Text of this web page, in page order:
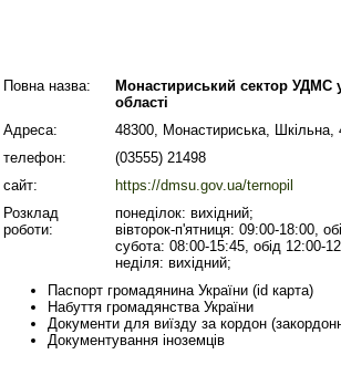
Повна назва:
Монастириський сектор УДМС
області
Адреса:
48300, Монастириська, Шкільна,
телефон:
(03555) 21498
сайт:
https://dmsu.gov.ua/ternopil
Розклад
роботи:
понеділок: вихідний;
вівторок-п'ятниця: 09:00-18:00,
субота: 08:00-15:45, обід 12:00-
неділя: вихідний;
Паспорт громадянина України (id карта)
Набуття громадянства України
Документи для виїзду за кордон
Документування іноземців